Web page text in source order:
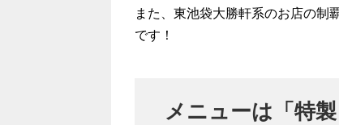
また、東池袋大勝軒系のお店の制
です！
メニューは「特